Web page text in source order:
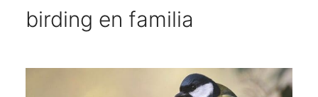
birding en familia